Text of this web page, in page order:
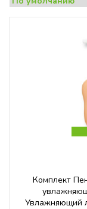
Комплект
Увлажняющий